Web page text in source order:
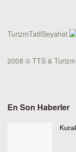
TurizmTatilSeyahat
2008 © TTS &
En Son Haberler